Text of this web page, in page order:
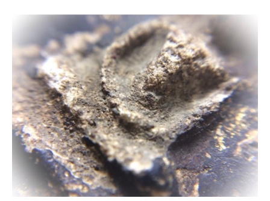
กรุ
วัด
กัลยาณมิตร
วรมหาวิหาร
พิมพ์
ใหญ่
พระ
ประธาน
องค์
พระ
แห้ง
รัก
ระเบิด
เก่า
ถึง
ยุค